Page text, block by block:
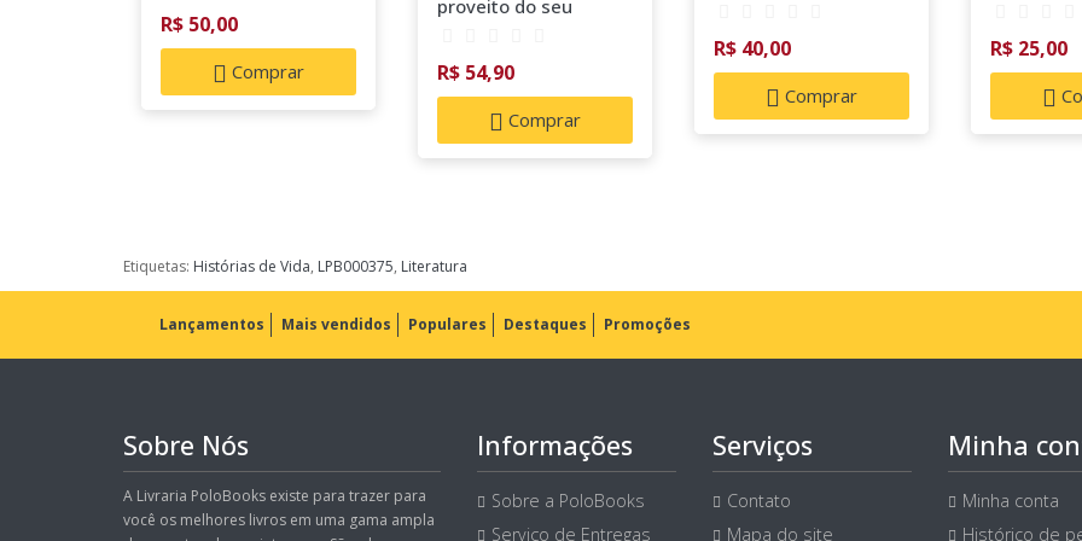
R$ 50,00
Comprar
proveito do seu
R$ 54,90
Comprar
R$ 40,00
Comprar
R$ 25,00
Etiquetas: Histórias de Vida, LPB000375, Literatura
Lançamentos Mais vendidos Populares Destaques Promoções
Sobre Nós
A Livraria PoloBooks existe para trazer para
você os melhores livros em uma gama ampla
Informações
Sobre a PoloBooks
Serviço de Entregas
Serviços
Contato
Mapa do site
Minha
Minha conta
Histórico de